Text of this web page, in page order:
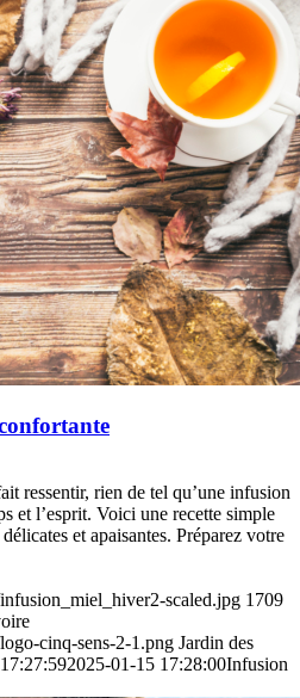
ressentir, rien de tel qu’une infusion
et l’esprit. Voici une recette simple
et apaisantes. Préparez votre
scaled.jpg 1709
cinq-sens-2-1.png Jardin des
2025-01-15 17:28:00Infusion